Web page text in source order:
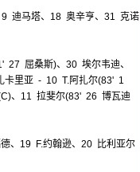
迪马塔、18 奥辛亨、31 克诺
屈桑斯)、30 埃尔韦迪、
里亚 - 10 T.阿扎尔(83' 1
、11 拉斐尔(83' 26 博瓦迪
、19 F.约翰逊、20 比利亚尔